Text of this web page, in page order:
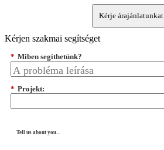
Kérje árajánlatunkat
Kérjen szakmai segítséget
* Miben segíthetünk?
* Projekt:
Tell us about you...